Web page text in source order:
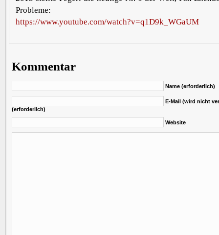
Probleme:
https://www.youtube.com/watch?v=q1D9k_WGaUM
Kommentar
Name (erforderlich)
E-Mail (wird nicht
(erforderlich)
Website